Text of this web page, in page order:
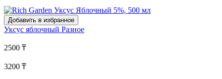
Добавить в избранное
Уксус яблочный Разное
2500 ₸
3200 ₸